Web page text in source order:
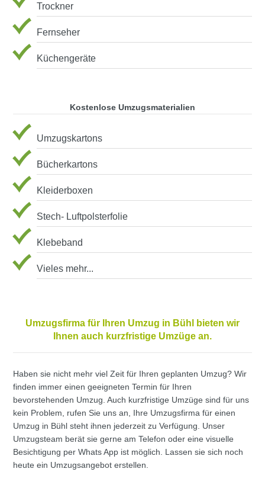
Trockner
Fernseher
Küchengeräte
Kostenlose Umzugsmaterialien
Umzugskartons
Bücherkartons
Kleiderboxen
Stech- Luftpolsterfolie
Klebeband
Vieles mehr...
Umzugsfirma für Ihren Umzug in Bühl bieten wir
Ihnen auch kurzfristige Umzüge an.
Haben sie nicht mehr viel Zeit für Ihren geplanten Umzug? Wir
finden immer einen geeigneten Termin für Ihren
bevorstehenden Umzug. Auch kurzfristige Umzüge sind für uns
kein Problem, rufen Sie uns an, Ihre Umzugsfirma für einen
Umzug in Bühl steht ihnen jederzeit zu Verfügung. Unser
Umzugsteam berät sie gerne am Telefon oder eine visuelle
Besichtigung per Whats App ist möglich. Lassen sie sich noch
heute ein Umzugsangebot erstellen.